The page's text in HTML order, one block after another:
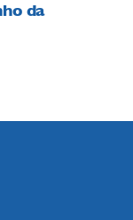
da